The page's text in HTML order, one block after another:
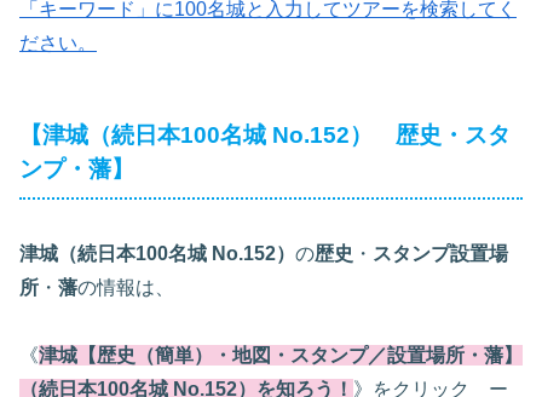
「キーワード」に100名城と入力してツアーを検索してく
ださい。
【津城（続日本100名城 No.152） 歴史・スタ
ンプ・藩】
津城 （続日本100名城 No.152） の歴史 ・ スタンプ設置場
所 ・ 藩の情報は、
《津城【歴史（簡単）・地図・スタンプ／設置場所・藩】
（続日本100名城 No.152）を知ろう！ 》をクリック ー